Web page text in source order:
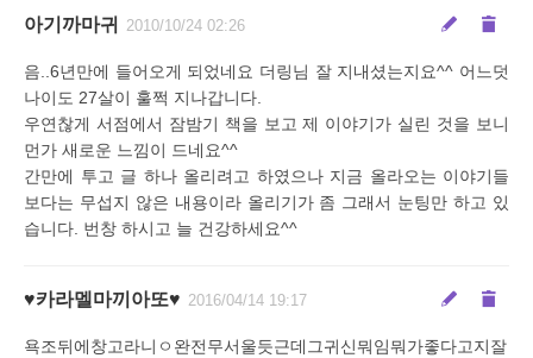
아기까마귀 2010/10/24 02:26
음..6년만에 들어오게 되었네요 더링님 잘 지내셨는지요^^ 어느덧
나이도 27살이 훌쩍 지나갑니다.
우연찮게 서점에서 잠밤기 책을 보고 제 이야기가 실린 것을 보니
먼가 새로운 느낌이 드네요^^
간만에 투고 글 하나 올리려고 하였으나 지금 올라오는 이야기들
보다는 무섭지 않은 내용이라 올리기가 좀 그래서 눈팅만 하고 있
습니다. 번창 하시고 늘 건강하세요^^
♥카라멜마끼아또♥ 2016/04/14 19:17
욕조뒤에창고라니ㅇ완전무서울듯근데그귀신뭐임뭐가좋다고지잘